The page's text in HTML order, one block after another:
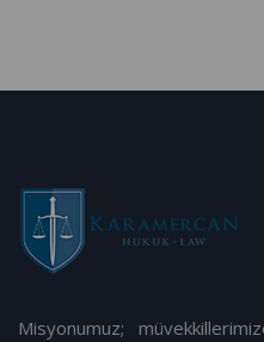
Misyonumuz;